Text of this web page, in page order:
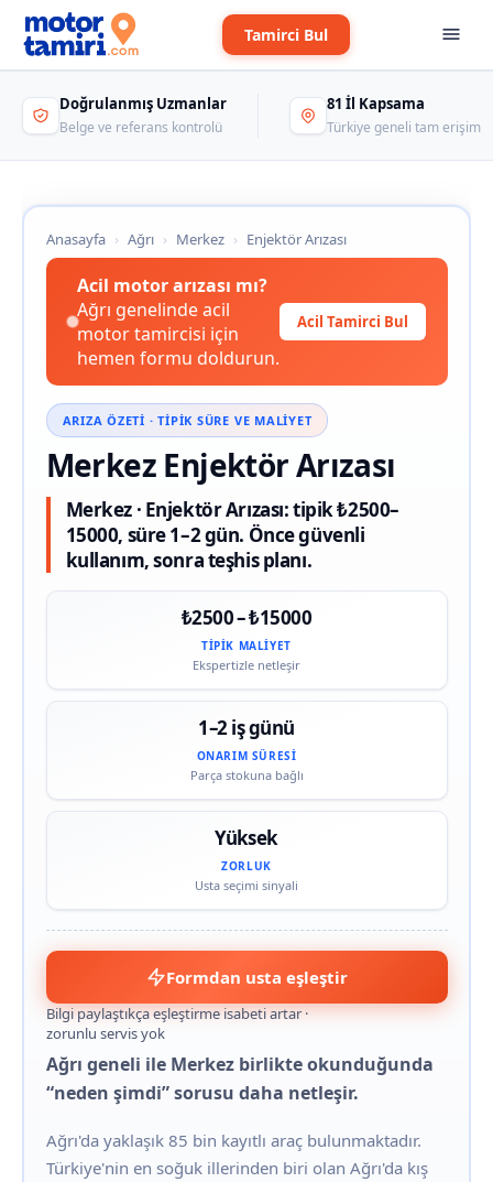
Tamirci Bul
Doğrulanmış Uzmanlar
Belge ve referans kontrolü
81 İl Kapsama
Türkiye geneli tam erişim
Anasayfa › Ağrı › Merkez › Enjektör Arızası
Acil motor arızası mı?
Ağrı genelinde acil
motor tamircisi için
hemen formu doldurun.
Acil Tamirci Bul
ARIZA ÖZETI · TIPIK SÜRE VE MALIYET
Merkez Enjektör Arızası
Merkez · Enjektör Arızası: tipik ₺2500–
15000, süre 1–2 gün. Önce güvenli
kullanım, sonra teşhis planı.
₺2500 – ₺15000
TIPIK MALIYET
Ekspertizle netleşir
1–2 iş günü
ONARIM SÜRESI
Parça stokuna bağlı
Yüksek
ZORLUK
Usta seçimi sinyali
Formdan usta eşleştir
Bilgi paylaştıkça eşleştirme isabeti artar ·
zorunlu servis yok
Ağrı geneli ile Merkez birlikte okunduğunda
“neden şimdi” sorusu daha netleşir.
Ağrı'da yaklaşık 85 bin kayıtlı araç bulunmaktadır.
Türkiye'nin en soğuk illerinden biri olan Ağrı'da kış